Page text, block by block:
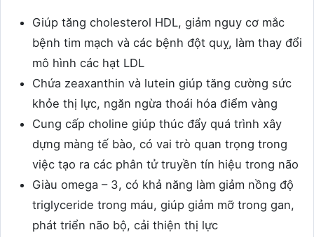
Giúp tăng cholesterol HDL, giảm nguy cơ mắc
bệnh tim mạch và các bệnh đột quỵ, làm thay đổi
mô hình các hạt LDL
Chứa zeaxanthin và lutein giúp tăng cường sức
khỏe thị lực, ngăn ngừa thoái hóa điểm vàng
Cung cấp choline giúp thúc đẩy quá trình xây
dựng màng tế bào, có vai trò quan trọng trong
việc tạo ra các phân tử truyền tín hiệu trong não
Giàu omega – 3, có khả năng làm giảm nồng độ
triglyceride trong máu, giúp giảm mỡ trong gan,
phát triển não bộ, cải thiện thị lực